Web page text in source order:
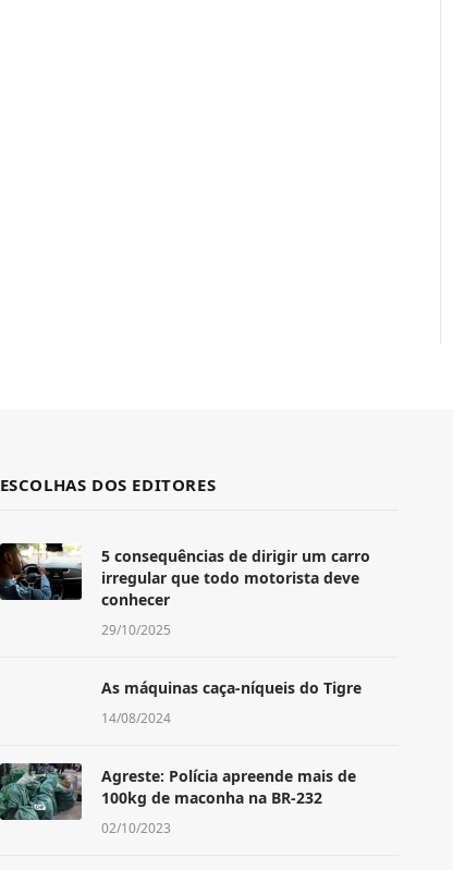
ESCOLHAS DOS EDITORES
5 consequências de dirigir um carro
irregular que todo motorista deve
conhecer
29/10/2025
As máquinas caça-níqueis do Tigre
14/08/2024
Agreste: Polícia apreende mais de
100kg de maconha na BR-232
02/10/2023